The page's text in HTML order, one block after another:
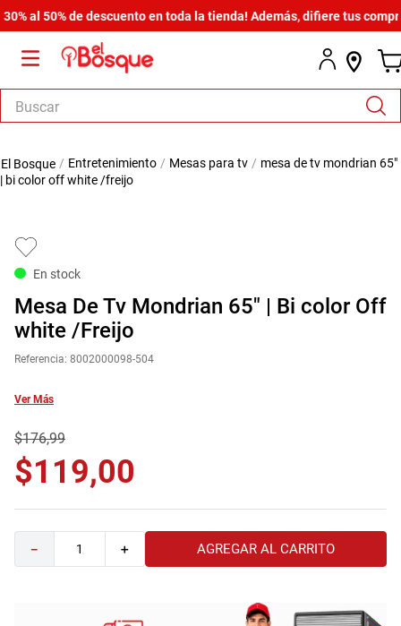
al 50% de descuento en toda la tienda! Además, difiere tus compras
Buscar
entretenimiento mesas para tv
mesa de tv mondrian 65"
| bi color off white /freijo
En stock
Mesa De Tv Mondrian 65" | Bi color Off
white /Freijo
Referencia: 8002000098-504
Ver Más
$176,99
$119,00
＋
－ AGREGAR AL CARRITO
1.
salas
.
6.
cama
7.
armario lux
10
sofa